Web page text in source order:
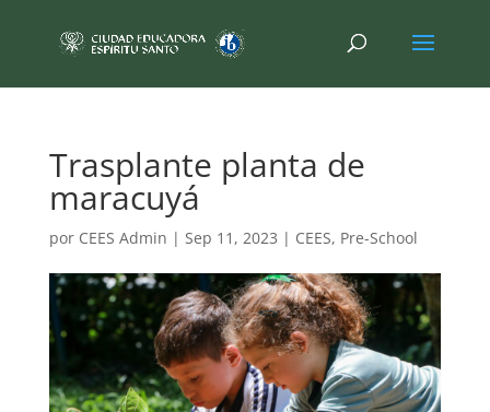
Trasplante planta de
maracuyá
por CEES Admin | Sep 11, 2023 | CEES, Pre-School